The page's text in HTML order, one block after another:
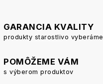
GARANCIA KVALITY
produkty starostlivo vyberáme
POMÔŽEME VÁM
s výberom produktov